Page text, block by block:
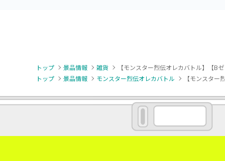
トップ 景品情報 雑貨
【モンスター烈伝オレカバトル】【B
トップ
景品情報 モンスター烈伝オレカバトル 【モンスタ